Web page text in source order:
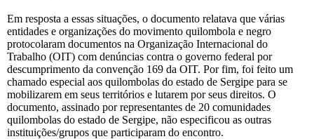
Em resposta a essas situações, o documento relatava que várias
entidades e organizações do movimento quilombola e negro
protocolaram documentos na Organização Internacional do
Trabalho (OIT) com denúncias contra o governo federal por
descumprimento da convenção 169 da OIT. Por fim, foi feito um
chamado especial aos quilombolas do estado de Sergipe para se
mobilizarem em seus territórios e lutarem por seus direitos. O
documento, assinado por representantes de 20 comunidades
quilombolas do estado de Sergipe, não especificou as outras
instituições/grupos que participaram do encontro.